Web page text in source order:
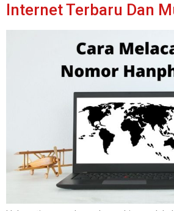
Internet Terbaru Dan